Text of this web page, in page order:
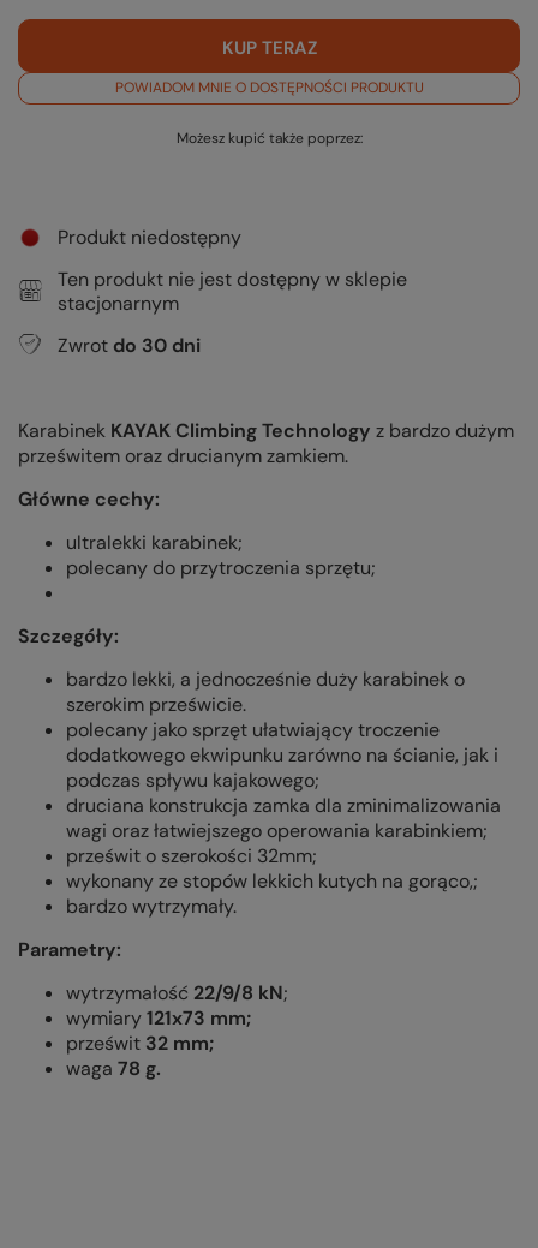
KUP TERAZ
POWIADOM MNIE O DOSTĘPNOŚCI PRODUKTU
Możesz kupić także poprzez:
Produkt niedostępny
Ten produkt nie jest dostępny w sklepie
stacjonarnym
Zwrot do 30 dni
Karabinek KAYAK Climbing Technology z bardzo dużym
prześwitem oraz drucianym zamkiem.
Główne cechy:
ultralekki karabinek;
polecany do przytroczenia sprzętu;
Szczegóły:
bardzo lekki, a jednocześnie duży karabinek o
szerokim prześwicie.
polecany jako sprzęt ułatwiający troczenie
dodatkowego ekwipunku zarówno na ścianie, jak i
podczas spływu kajakowego;
druciana konstrukcja zamka dla zminimalizowania
wagi oraz łatwiejszego operowania karabinkiem;
prześwit o szerokości 32mm;
wykonany ze stopów lekkich kutych na gorąco,;
bardzo wytrzymały.
Parametry:
wytrzymałość 22/9/8 kN;
wymiary121x73 mm;
prześwit 32 mm;
waga 78 g.